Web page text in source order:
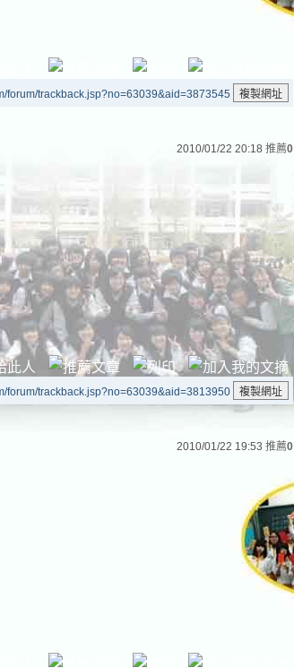
forum/trackback.jsp?no=63039&aid=3873545
2010/01/22 20:18 推薦0
forum/trackback.jsp?no=63039&aid=3813950
2010/01/22 19:53 推薦0